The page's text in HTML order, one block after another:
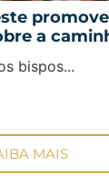
a
bispos...
MAIS